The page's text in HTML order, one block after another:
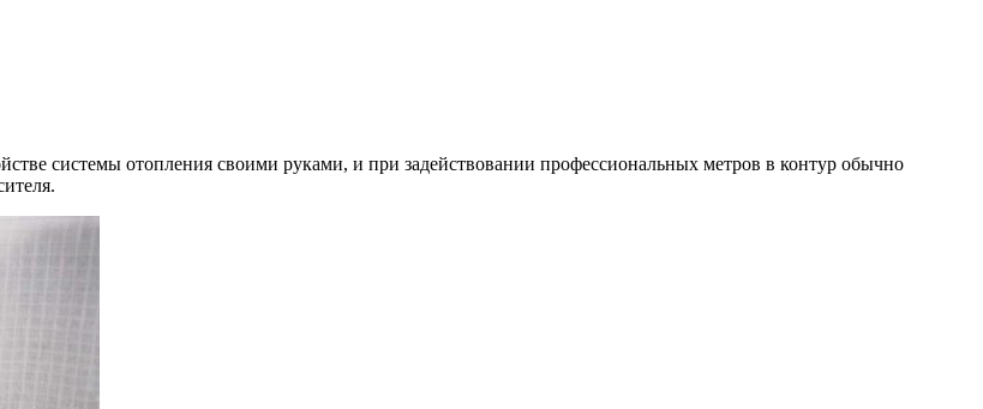
системы отопления своими руками, и при задействовании профессиональных метров в контур обычно